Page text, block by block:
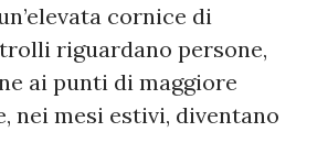
cornice di
riguardano persone,
ai punti di maggiore
nei mesi estivi, diventano